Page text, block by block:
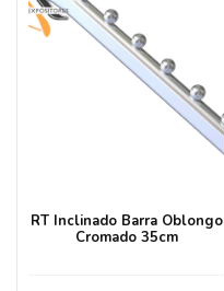
RT Inclinado Barra Oblongo
Cromado 35cm